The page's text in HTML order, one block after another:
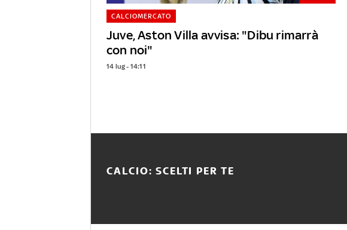
Juve, Aston Villa avvisa: "Dibu rimarrà
con noi"
CALCIOMERCATO
14 lug - 14:11
CALCIO: SCELTI PER TE